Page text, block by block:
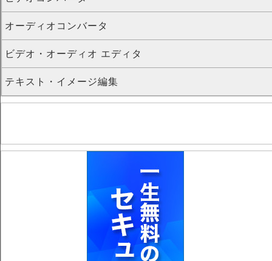
オーディオコンバータ
ビデオ・オーディオ エディタ
テキスト・イメージ編集